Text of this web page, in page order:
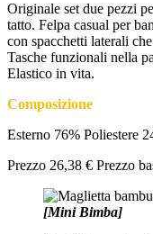
Originale set due pezzi
tatto. Felpa casual per
con spacchetti laterali
Tasche funzionali nella
Elastico in vita.
Composizione
Esterno 76% Poliestere
Prezzo 26,38 € Prezzo
[Mini Bimba]